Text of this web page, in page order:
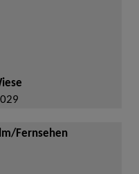
Fernsehen